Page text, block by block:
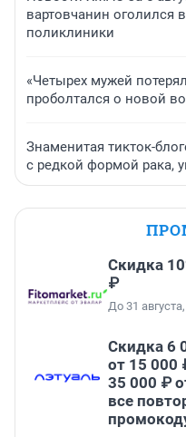
вартовчанин оголился
поликлиники
«Четырех мужей
проболтался о новой
Знаменитая тикток-
с редкой формой рака,
Скидка
₽
До 31
Скидка 6
от 15 000
35 000 ₽
все